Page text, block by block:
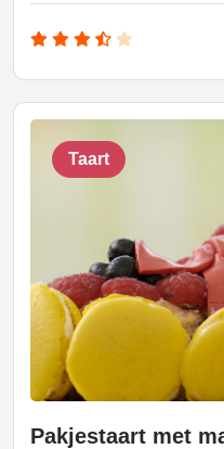
Taart
Pakjestaart met